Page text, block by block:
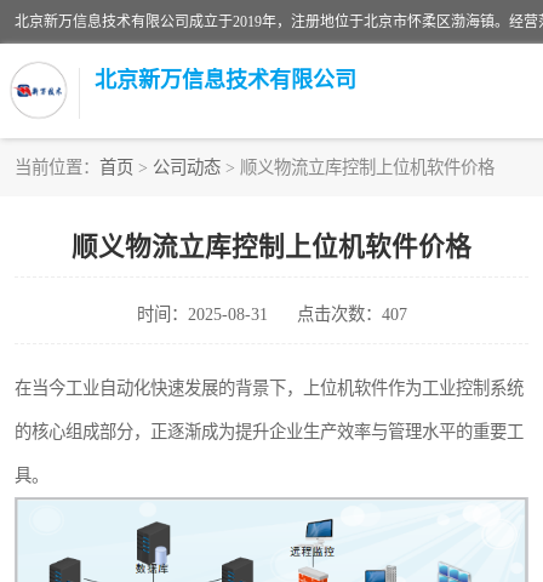
北京新万信息技术有限公司
当前位置： 首页 > 公司动态 > 顺义物流立库控制上位机软件价格
顺义物流立库控制上位机软件价格
时间：2025-08-31 点击次数：407
在当今工业自动化快速发展的背景下，上位机软件作为工业控制系统
的核心组成部分，正逐渐成为提升企业生产效率与管理水平的重要工
具。
数据采集软件
数据采集和条码追溯
物流立库控制上位机软件
PDA手持终端WinCE上位机软件
WMS和WCS二合一